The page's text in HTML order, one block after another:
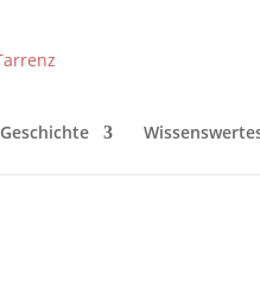
Geschichte